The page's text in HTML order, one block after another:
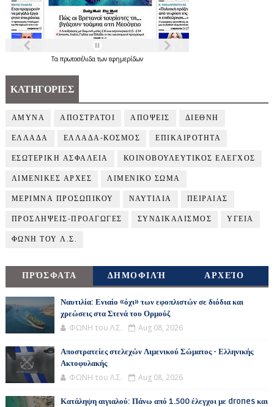
Τα πρωτοσέλιδατων εφημερίδων
ΚΑΤΗΓΟΡΙΕΣ
ΑΜΥΝΑ ΑΠΟΣΤΡΑΤΟΙ ΑΠΟΨΕΙΣ ΔΙΕΘΝΗ
ΕΛΛΑΔΑ ΕΛΛΑΔΑ-ΚΟΣΜΟΣ ΕΠΙΚΑΙΡΟΤΗΤΑ
ΕΣΩΤΕΡΙΚΗ ΑΣΦΑΛΕΙΑ ΚΟΙΝΟΒΟΥΛΕΥΤΙΚΟΣ ΕΛΕΓΧΟΣ
ΛΙΜΕΝΙΚΕΣ ΑΡΧΕΣ ΛΙΜΕΝΙΚΟ ΣΩΜΑ
ΜΕΡΙΜΝΑ ΠΡΟΣΩΠΙΚΟΥ ΝΑΥΤΙΛΙΑ ΠΕΙΡΑΙΑΣ
ΠΡΟΣΛΗΨΕΙΣ-ΠΡΟΑΓΩΓΕΣ ΣΥΝΔΙΚΑΛΙΣΜΟΣ ΥΓΕΙΑ
ΦΩΝΗ ΤΟΥ Λ.Σ.
ΠΡΌΣΦΑΤΑ ΔΗΜΟΦΙΛΉ ΑΡΧΕΊΟ
Ναυτιλία: Ενιαίο «όχι» των εφοπλιστών σε διόδια και
χρεώσεις στα Στενά του Ορμούζ
ΦΩΝΗ του Λ.Σ. Aug 08, 2026
Αποστρατείες στελεχών Λιμενικού Σώματος - Ελληνικής
Ακτοφυλακής
ΦΩΝΗ του Λ.Σ. Aug 08, 2026
Κατάληψη αιγιαλού: Πάνω από 1.500 έλεγχοι με drones και